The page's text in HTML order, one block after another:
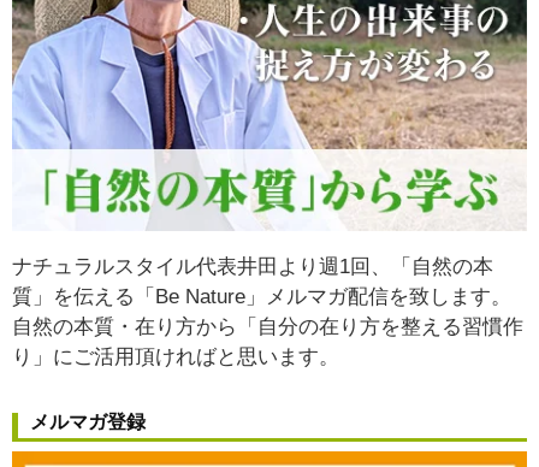
ナチュラルスタイル代表井田より週1回、「自然の本
質」を伝える「Be Nature」メルマガ配信を致します。
自然の本質・在り方から
「自分の在り方を整える習慣作
り」 にご活用頂ければと思います。
メルマガ登録